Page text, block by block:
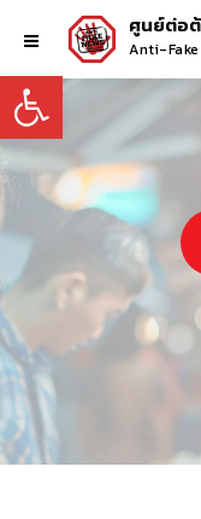
Open toolbar
ศูนย์ต่อต้
Anti-